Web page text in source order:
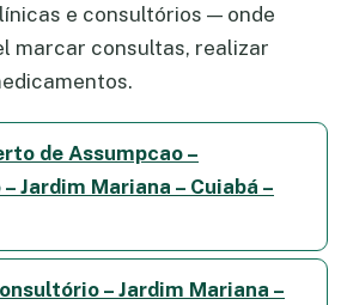
e consultórios — onde
marcar consultas, realizar
de Assumpcao –
Jardim Mariana – Cuiabá –
– Jardim Mariana –